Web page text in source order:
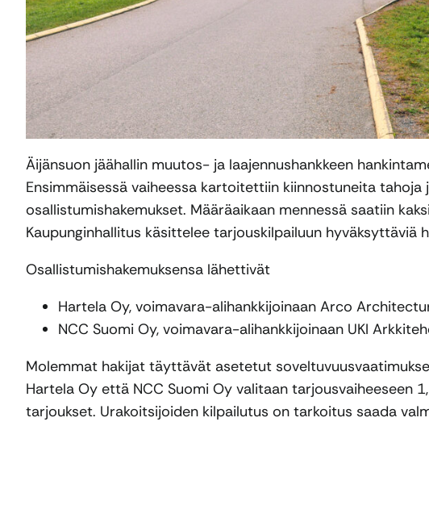
Äijänsuon jäähallin muutos- ja laajennushankkeen
Ensimmäisessä vaiheessa kartoitettiin kiinnostuneita
osallistumishakemukset. Määräaikaan mennessä saatiin
Kaupunginhallitus käsittelee tarjouskilpailuun hyväksyttäviä
Osallistumishakemuksensa lähettivät
Hartela Oy, voimavara-alihankkijoinaan Arco
NCC Suomi Oy, voimavara-alihankkijoinaan UKI
Molemmat hakijat täyttävät asetetut
Hartela Oy että NCC Suomi Oy valitaan tarjousvaiheeseen
tarjoukset. Urakoitsijoiden kilpailutus on tarkoitus saada